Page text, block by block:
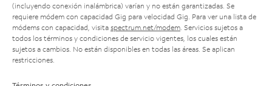
(incluyendo conexión inalámbrica) varían y no están garantizadas. Se
requiere módem con capacidad Gig para velocidad Gig. Para ver una lista de
módems con capacidad, visita spectrum.net/modem . Servicios sujetos a
todos los términos y condiciones de servicio vigentes, los cuales están
sujetos a cambios. No están disponibles en todas las áreas. Se aplican
restricciones.